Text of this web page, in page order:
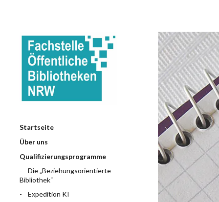
Startseite
Über uns
Qualifizierungsprogramme
Die „Beziehungsorientierte
Bibliothek“
Expedition KI